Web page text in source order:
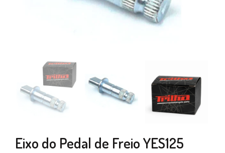
Eixo do Pedal de Freio YES125